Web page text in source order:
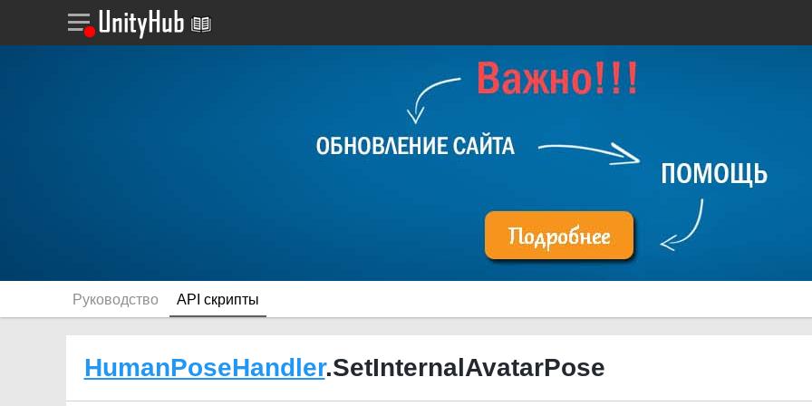
Руководство API скрипты
HumanPoseHandler.SetInternalAvatarPose